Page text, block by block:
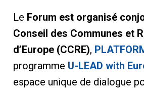
Le Forum est organisé
Conseil des Communes et
d’Europe (CCRE),
programme U-LEAD with
espace unique de dialogue